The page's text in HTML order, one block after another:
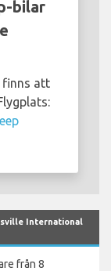
bilar
finns att
International
från 8